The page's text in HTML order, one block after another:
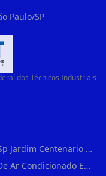
Paulo/SP
dos Técnicos Industriais
Bairros Atendidos Portao Automatico Sp Jardim Centenario Guarulhos Sp Motor Para Portao Automatico Eletronico
Curso Para Instalacao E Manutencao De Ar Condicionado Em Sao Paulo